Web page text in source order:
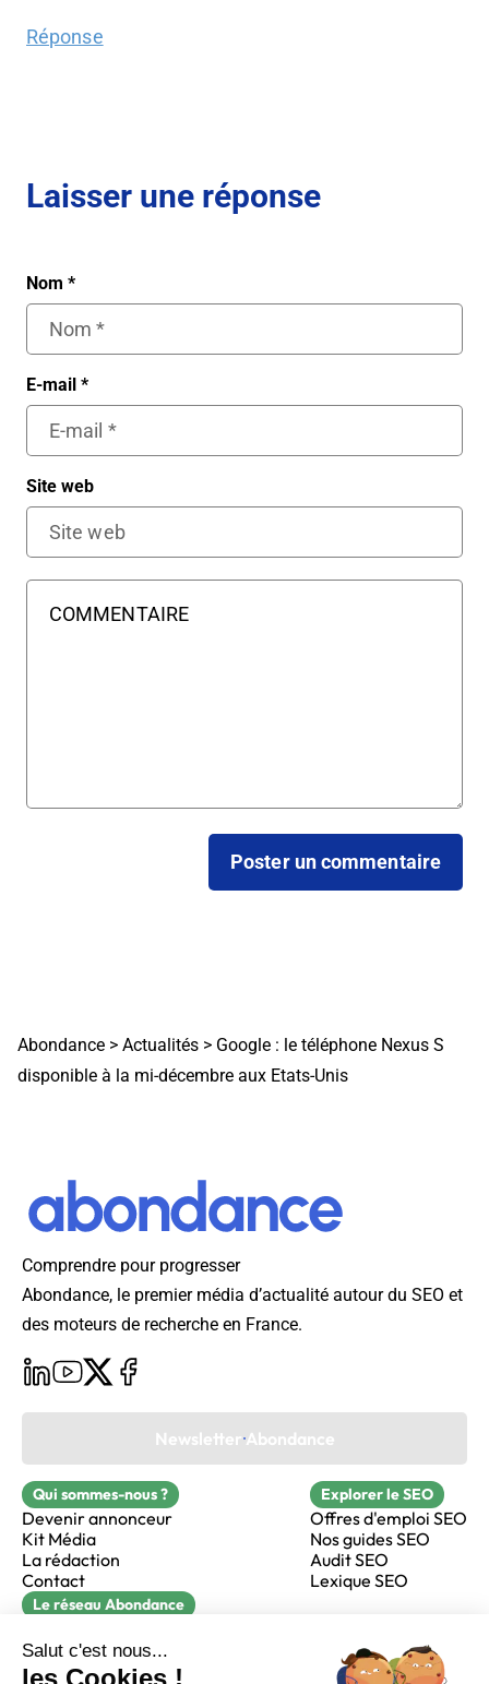
Réponse
Laisser une réponse
Nom *
E-mail *
Site web
Abondance > Actualités > Google : le téléphone Nexus S
disponible à la mi-décembre aux Etats-Unis
Comprendre pour progresser
Abondance, le premier média d’actualité autour du SEO et
des moteurs de recherche en France.
Newsletter Abondance
Qui sommes-nous ?
Devenir annonceur
Kit Média
La rédaction
Contact
Explorer le SEO
Offres d'emploi SEO
Nos guides SEO
Audit SEO
Lexique SEO
Le réseau Abondance
Réacteur
alfie formation